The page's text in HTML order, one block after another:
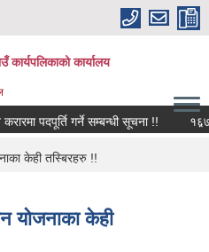
कार्यपलिकाको कार्यालय
पदपूर्ति गर्ने सम्बन्धी सूचना !! १६़७ औं
केही तस्बिरहरु !!
योजनाका केही